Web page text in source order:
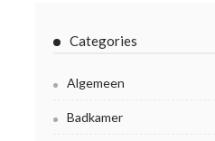
Categories
Algemeen
Badkamer